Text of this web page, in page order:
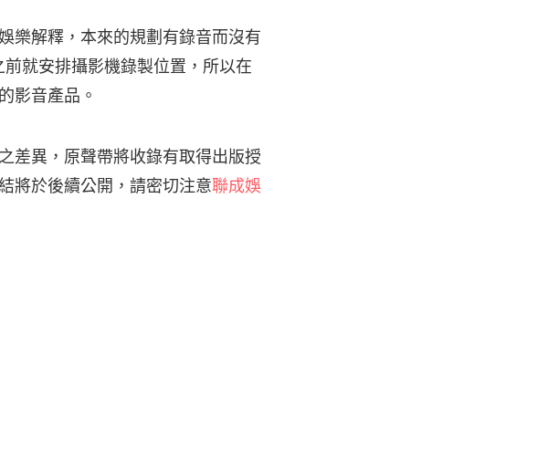
樂解釋，本來的規劃有錄音而沒有
就安排攝影機錄製位置，所以在
影音產品。
差異，原聲帶將收錄有取得出版授
將於後續公開，請密切注意聯成娛